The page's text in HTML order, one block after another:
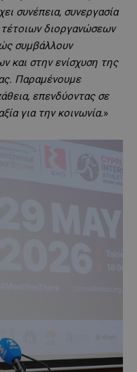
συνέπεια, συνεργασία
διοργανώσεων
συμβάλλουν
και στην ενίσχυση της
Παραμένουμε
επενδύοντας σε
για την κοινωνία.»